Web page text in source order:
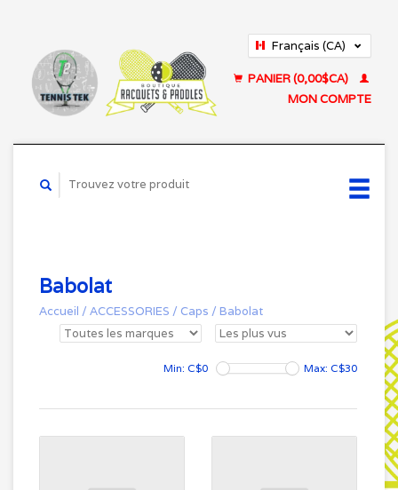
Français (CA)
PANIER (0,00$CA)
MON COMPTE
Babolat
Accueil / ACCESSORIES / Caps / Babolat
Min: C$0 Max: C$30